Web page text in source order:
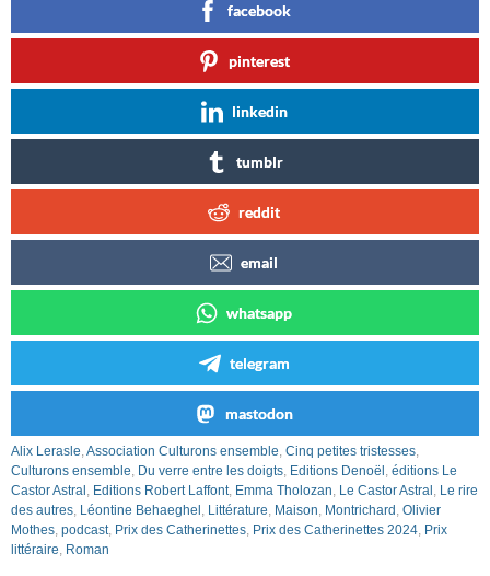
facebook
pinterest
linkedin
tumblr
reddit
email
whatsapp
telegram
mastodon
Alix Lerasle,Association Culturons ensemble, Cinq petites tristesses,
Culturons ensemble, Du verre entre les doigts, Editions Denoël , éditions Le
Castor Astral , Editions Robert Laffont, Emma Tholozan, Le Castor Astral , Le rire
des autres, Léontine Behaeghel , Littérature, Maison, Montrichard , Olivier
Mothes, podcast, Prix des Catherinettes, Prix des Catherinettes 2024, Prix
littéraire, Roman